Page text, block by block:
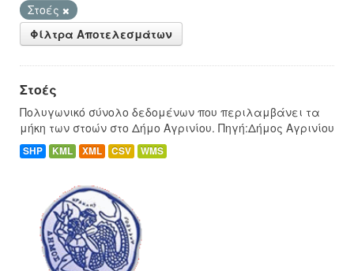
Στοές
Φίλτρα Αποτελεσμάτων
Στοές
Πολυγωνικό σύνολο δεδομένων που περιλαμβάνει τα
μήκη των στοών στο Δήμο Αγρινίου. Πηγή:Δήμος Αγρινίου
SHP KML XML CSV WMS